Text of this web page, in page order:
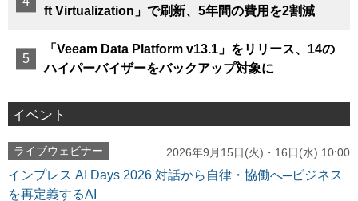
ft Virtualization」で刷新、5年間の費用を2割減
「Veeam Data Platform v13.1」をリリース、14の
ハイパーバイザーをバックアップ対象に
イベント
ライブウェビナー 2026年9月15日(火)・16日(水) 10:00
インプレス AI Days 2026 対話から自律・協働へ─ビジネス
を再定義するAI